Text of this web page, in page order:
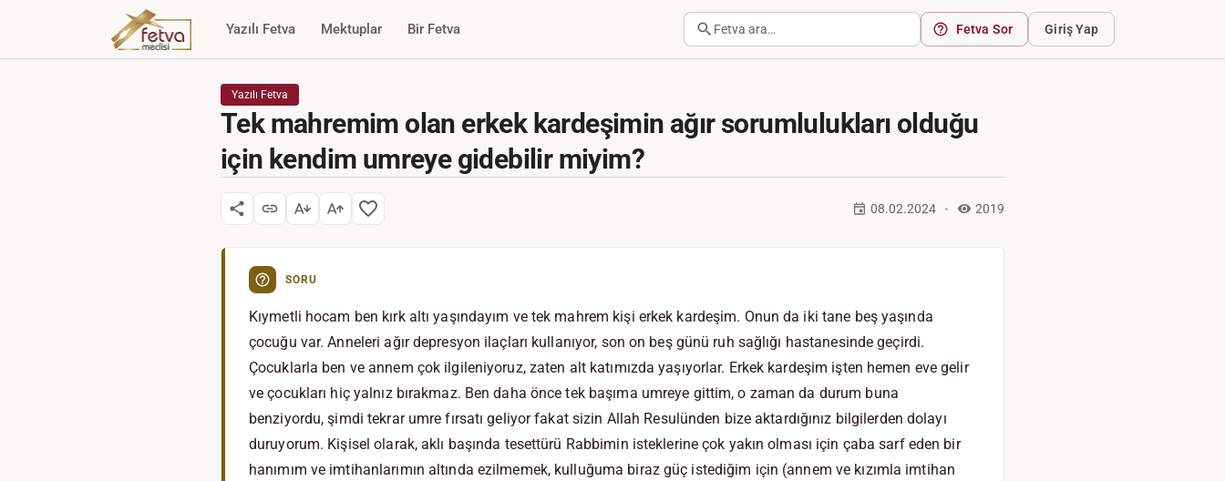
Yazılı Fetva Mektuplar Bir Fetva Fetva ara… Fetva Sor Giriş Yap
Yazılı Fetva
Tek mahremim olan erkek kardeşimin ağır sorumlulukları olduğu
için kendim umreye gidebilir miyim?
08.02.2024 2019
SORU
Kıymetli hocam ben kırk altı yaşındayım ve tek mahrem kişi erkek kardeşim. Onun da iki tane beş yaşında
çocuğu var. Anneleri ağır depresyon ilaçları kullanıyor, son on beş günü ruh sağlığı hastanesinde geçirdi.
Çocuklarla ben ve annem çok ilgileniyoruz, zaten alt katımızda yaşıyorlar. Erkek kardeşim işten hemen eve gelir
ve çocukları hiç yalnız bırakmaz. Ben daha önce tek başıma umreye gittim, o zaman da durum buna
benziyordu, şimdi tekrar umre fırsatı geliyor fakat sizin Allah Resulünden bize aktardığınız bilgilerden dolayı
duruyorum. Kişisel olarak, aklı başında tesettürü Rabbimin isteklerine çok yakın olması için çaba sarf eden bir
hanımım ve imtihanlarımın altında ezilmemek, kulluğuma biraz güç istediğim için (annem ve kızımla imtihan